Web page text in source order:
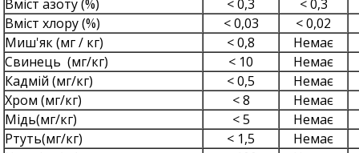
Вміст азоту (%)
< 0,3
< 0,3
Вміст хлору (%)
< 0,03
< 0,02
Миш'як (мг / кг)
< 0,8
Немає
Свинець (мг/кг)
< 10
Немає
Кадмій (мг/кг)
< 0,5
Немає
Хром (мг/кг)
< 8
Немає
Мідь(мг/кг)
< 5
Немає
Ртуть(мг/кг)
< 1,5
Немає